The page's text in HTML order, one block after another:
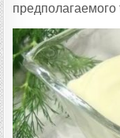
предполагаемого